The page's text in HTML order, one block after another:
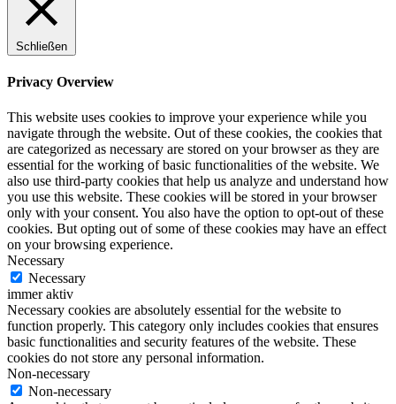
Schließen
Privacy Overview
This website uses cookies to improve your experience while you
navigate through the website. Out of these cookies, the cookies that
are categorized as necessary are stored on your browser as they are
essential for the working of basic functionalities of the website. We
also use third-party cookies that help us analyze and understand how
you use this website. These cookies will be stored in your browser
only with your consent. You also have the option to opt-out of these
cookies. But opting out of some of these cookies may have an effect
on your browsing experience.
Necessary
Necessary
immer aktiv
Necessary cookies are absolutely essential for the website to
function properly. This category only includes cookies that ensures
basic functionalities and security features of the website. These
cookies do not store any personal information.
Non-necessary
Non-necessary